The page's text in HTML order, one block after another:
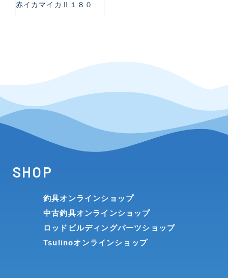
赤イカマイカⅡ１８０
SHOP
釣具オンラインショップ
中古釣具オンラインショップ
ロッドビルディングパーツショップ
Tsulinoオンラインショップ